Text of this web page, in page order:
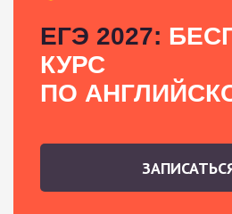
ЕГЭ 2027:
КУРС
ПО